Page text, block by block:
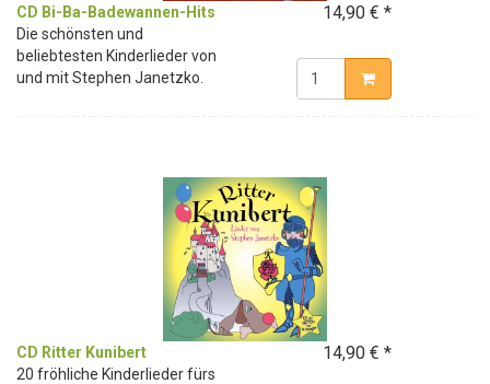
CD Bi-Ba-Badewannen-Hits
Die schönsten und
beliebtesten Kinderlieder von
und mit Stephen Janetzko.
14,90 € *
CD Ritter Kunibert
20 fröhliche Kinderlieder fürs
14,90 € *